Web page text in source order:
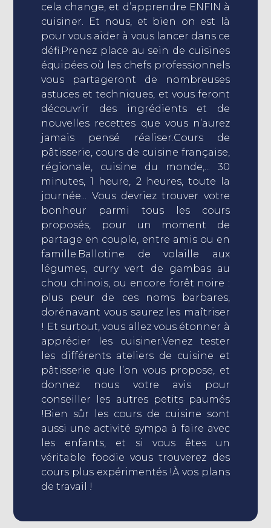
cela change, et d’apprendre ENFIN à
cuisiner. Et nous, et bien on est là
pour vous aider à vous lancer dans ce
défi.Prenez place au sein de cuisines
équipées où les chefs professionnels
vous partageront de nombreuses
astuces et techniques, et vous feront
découvrir des ingrédients et de
nouvelles recettes que vous n’aurez
jamais pensé réaliser.Cours de
pâtisserie, cours de cuisine française,
régionale, cuisine du monde,... 30
minutes, 1 heure, 2 heures, toute la
journée... Vous devriez trouver votre
bonheur parmi tous les cours
proposés, pour un moment de
partage en couple, entre amis ou en
famille.Ballotine de volaille aux
légumes, curry vert de gambas au
chou chinois, ou encore forêt noire :
plus peur de ces noms barbares,
dorénavant vous saurez les maîtriser
! Et surtout, vous allez vous étonner à
apprécier les cuisiner.Venez tester
les différents ateliers de cuisine et
pâtisserie que l’on vous propose, et
donnez nous votre avis pour
conseiller les autres petits paumés
!Bien sûr les cours de cuisine sont
aussi une activité sympa à faire avec
les enfants, et si vous êtes un
véritable foodie vous trouverez des
cours plus expérimentés !À vos plans
de travail !